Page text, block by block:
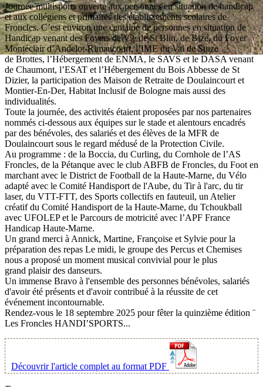
Journée multisports ouverte aux personnes en situation de handicap
et aux collégiens et primaires des établissements scolaires de
Froncles. C’est environ une centaine de personnes en situation de
Handicap venant des Foyers de Vie de St Blin, de Bize, du Foyer
Montéclair d’Andelot-Rimaucourt, l’IME du Val de Suize
de Brottes, l’Hébergement de ENMA, le SAVS et le DASA venant
de Chaumont, l’ESAT et l’Hébergement du Bois Abbesse de St
Dizier, la participation des Maison de Retraite de Doulaincourt et
Montier-En-Der, Habitat Inclusif de Bologne mais aussi des
individualités.
Toute la journée, des activités étaient proposées par nos partenaires
nommés ci-dessous aux équipes sur le stade et alentours encadrés
par des bénévoles, des salariés et des élèves de la MFR de
Doulaincourt sous le regard médusé de la Protection Civile.
Au programme : de la Boccia, du Curling, du Cornhole de l’AS
Froncles, de la Pétanque avec le club ABFB de Froncles, du Foot en
marchant avec le District de Football de la Haute-Marne, du Vélo
adapté avec le Comité Handisport de l'Aube, du Tir à l'arc, du tir
laser, du VTT-FTT, des Sports collectifs en fauteuil, un Atelier
créatif du Comité Handisport de la Haute-Marne, du Tchoukball
avec UFOLEP et le Parcours de motricité avec l’APF France
Handicap Haute-Marne.
Un grand merci à Annick, Martine, Françoise et Sylvie pour la
préparation des repas Le midi, le groupe des Percus et Chemises
nous a proposé un moment musical convivial pour le plus
grand plaisir des danseurs.
Un immense Bravo à l'ensemble des personnes bénévoles, salariés
d'avoir été présents et d'avoir contribué à la réussite de cet
événement incontournable.
Rendez-vous le 18 septembre 2025 pour fêter la quinzième édition ¨
Les Froncles HANDI’SPORTS...
Découvrir l'article complet au format PDF